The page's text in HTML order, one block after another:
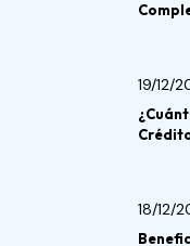
19/12/
18/12/